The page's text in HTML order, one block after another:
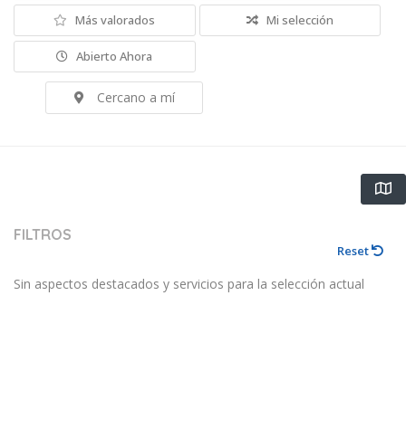
Más valorados Mi selección
Abierto Ahora
Cercano a mí
FILTROS
Reset
Sin aspectos destacados y servicios para la selección actual